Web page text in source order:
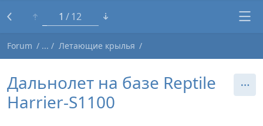
1 12
Forum Летающие крылья
Дальнолет на базе Reptile
Harrier-S1100